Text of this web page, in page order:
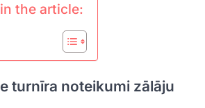
the article:
turnīra noteikumi zālāju